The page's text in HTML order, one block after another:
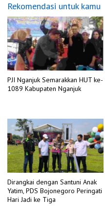
Rekomendasi untuk kamu
PJI Nganjuk Semarakkan HUT ke-
1089 Kabupaten Nganjuk
Dirangkai dengan Santuni Anak
Yatim, PDS Bojonegoro Peringati
Hari Jadi ke Tiga